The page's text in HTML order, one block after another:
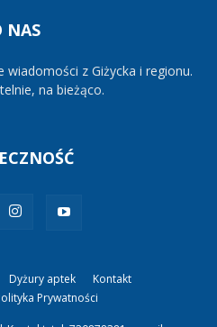
NAS
wiadomości z Giżycka i regionu.
na bieżąco.
Dyżury aptek
Kontakt
Prywatności